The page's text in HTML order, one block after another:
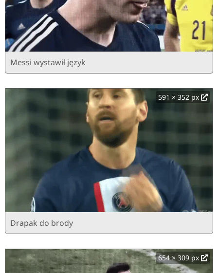
Messi wystawił język
591 × 352 px
Drapak do brody
654 × 309 px